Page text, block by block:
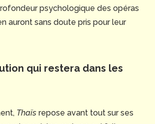
psychologique des opéras
auront sans doute pris pour leur
qui restera dans les
Thaïs repose avant tout sur ses